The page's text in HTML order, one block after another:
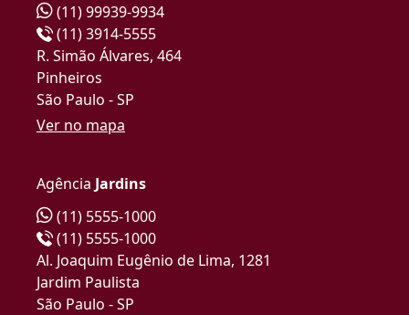
(11) 99939-9934
(11) 3914-5555
R. Simão Álvares, 464
Pinheiros
São Paulo - SP
Ver no mapa
Agência Jardins
(11) 5555-1000
(11) 5555-1000
Al. Joaquim Eugênio de Lima, 1281
Jardim Paulista
São Paulo - SP